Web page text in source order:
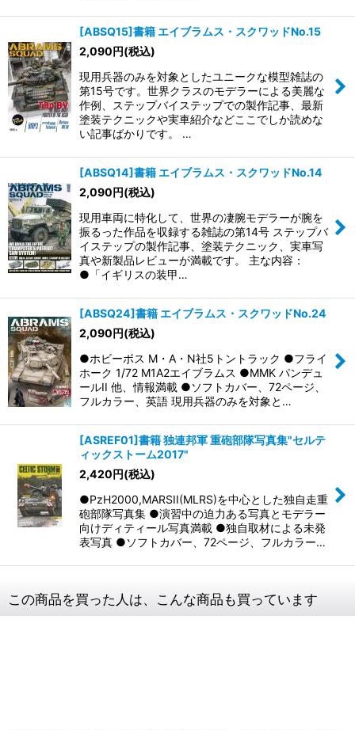
[ABSQ15]書籍 エイブラムス・スクワッドNo.15
2,090円(税込)
現用兵器のみを対象としたユニークな模型雑誌の
第15号です。世界クラスのモデラーによる美麗な
作例、ステップバイステップでの製作記事、最新
塗装テクニックや実車紹介などここでしか読めな
い記事ばかりです。 …
[ABSQ14]書籍 エイブラムス・スクワッドNo.14
2,090円(税込)
現用車両に特化して、世界の凄腕モデラーが腕を
振るった作品を収録する雑誌の第14号 ステップバ
イステップの製作記事、塗装テクニック、実車写
真や新製品レビューが満載です。 主な内容：
●「イギリスの装甲…
[ABSQ24]書籍 エイブラムス・スクワッドNo.24
2,090円(税込)
●ホビーボス M・A・N社5トントラック ●フライ
ホーク 1/72 M1A2エイブラムス ●MMK パンデュ
ールII 他、情報満載 ●ソフトカバー、72ページ、
フルカラー、英語 現用兵器のみを対象と…
[ASREF01]書籍 独連邦軍 重砲部隊写真集"セルテ
ィックストーム2017"
2,420円(税込)
●PzH2000,MARSII(MLRS)を中心とした独自走重
砲部隊写真集 ●演習中の迫力ある写真とモデラー
向けディティール写真満載 ●独自取材による未発
表写真 ●ソフトカバー、72ページ、フルカラー…
この商品を買った人は、こんな商品も買っています